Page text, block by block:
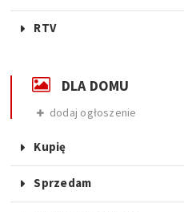
RTV
DLA DOMU
dodaj ogłoszenie
Kupię
Sprzedam